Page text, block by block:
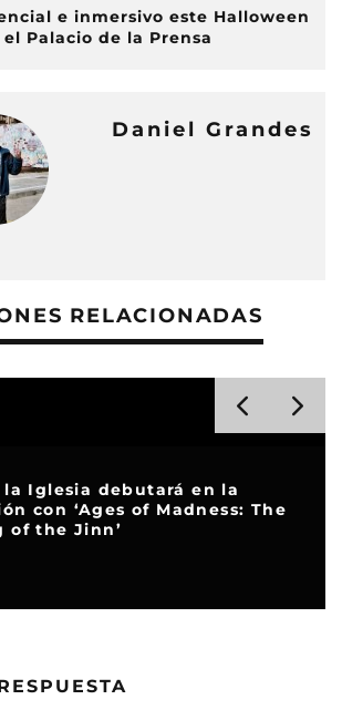
e inmersivo este Halloween
el Palacio de la Prensa
Daniel Grandes
RELACIONADAS
Iglesia debutará en la
‘Ages of Madness: The
the Jinn’